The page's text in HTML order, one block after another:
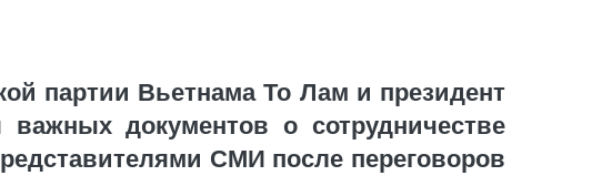
партии Вьетнама То Лам и президент
документов о сотрудничестве
СМИ после переговоров